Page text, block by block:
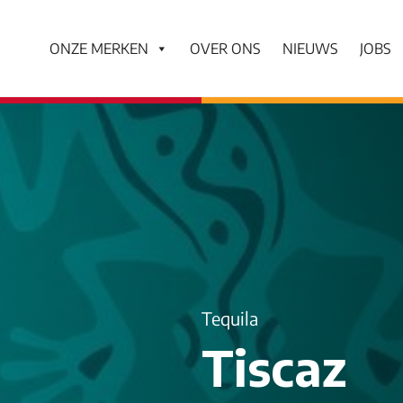
ONZE MERKEN OVER ONS NIEUWS JOBS
Tequila
Tiscaz